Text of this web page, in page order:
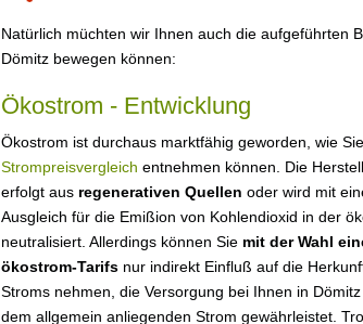
Natürlich müchten wir Ihnen auch die aufgeführten
Dömitz bewegen können:
Ökostrom - Entwicklung
Ökostrom ist durchaus marktfähig geworden, wie
Strompreisvergleich entnehmen können. Die
erfolgt aus regenerativen Quellen oder wird mit
Ausgleich für die Emißion von Kohlendioxid in der
neutralisiert. Allerdings können Sie mit der Wahl
ökostrom-Tarifs nur indirekt Einfluß auf die
Stroms nehmen, die Versorgung bei Ihnen in
dem allgemein anliegenden Strom gewährleistet.